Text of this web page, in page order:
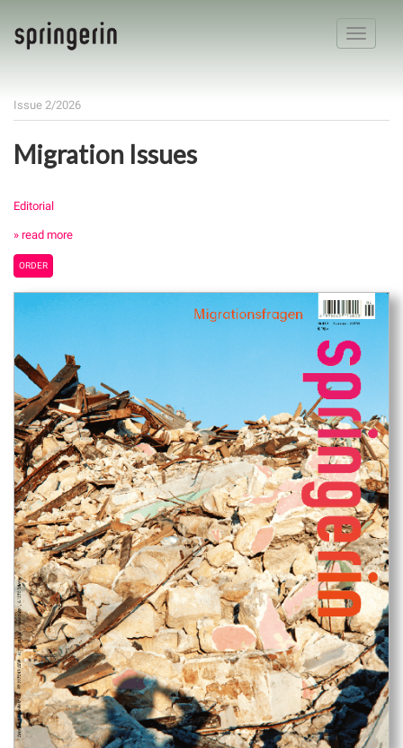
Toggle
Issue 2/2026
Migration Issues
Editorial
» read more
ORDER